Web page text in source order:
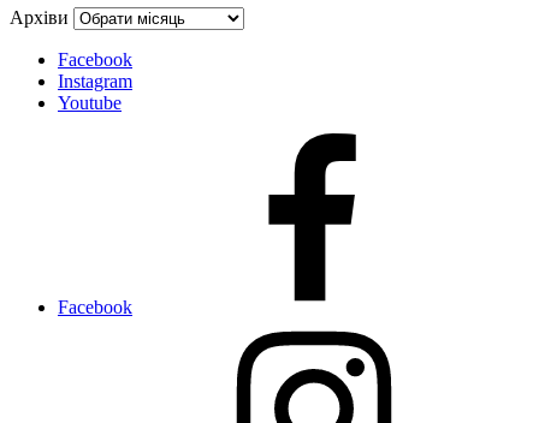
Архіви
Facebook
Instagram
Youtube
Facebook